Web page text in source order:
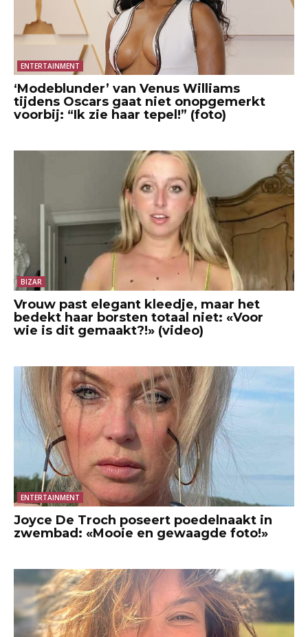
ENTERTAINMENT
‘Modeblunder’ van Venus Williams
tijdens Oscars gaat niet onopgemerkt
voorbij: “Ik zie haar tepel!” (foto)
BIZAR
Vrouw past elegant kleedje, maar het
bedekt haar borsten totaal niet: «Voor
wie is dit gemaakt?!» (video)
ENTERTAINMENT
Joyce De Troch poseert poedelnaakt in
zwembad: «Mooie en gewaagde foto!»